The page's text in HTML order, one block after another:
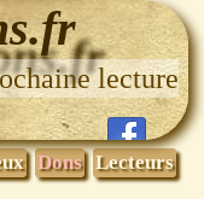
lecture
Dons Lecteurs